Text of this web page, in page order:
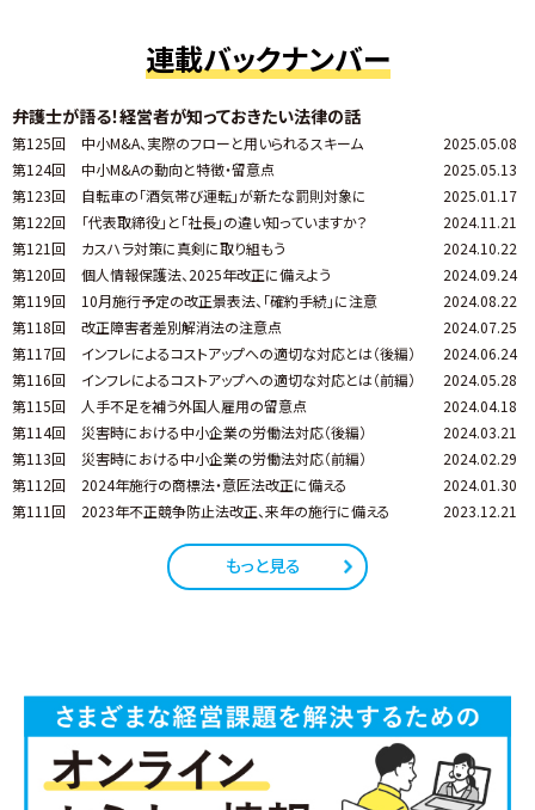
連載バックナンバー
弁護士が語る！経営者が知っておきたい法律の話
第125回 中小M&A、実際のフローと用いられるスキーム
2025.05.08
第124回
中小M&Aの動向と特徴・留意点
2025.05.13
第123回
自転車の「酒気帯び運転」が新たな罰則対象に
2025.01.17
第122回
「代表取締役」と「社長」の違い知っていますか？
2024.11.21
第121回
カスハラ対策に真剣に取り組もう
2024.10.22
第120回
個人情報保護法、2025年改正に備えよう
2024.09.24
第119回
10月施行予定の改正景表法、「確約手続」に注意
2024.08.22
第118回
改正障害者差別解消法の注意点
2024.07.25
第117回
インフレによるコストアップへの適切な対応とは（後編）
2024.06.24
第116回
インフレによるコストアップへの適切な対応とは（前編）
2024.05.28
第115回
人手不足を補う外国人雇用の留意点
2024.04.18
第114回
災害時における中小企業の労働法対応（後編）
2024.03.21
第113回
災害時における中小企業の労働法対応（前編）
2024.02.29
第112回
2024年施行の商標法・意匠法改正に備える
2024.01.30
第111回
2023年不正競争防止法改正、来年の施行に備える 2023.12.21
もっと見る